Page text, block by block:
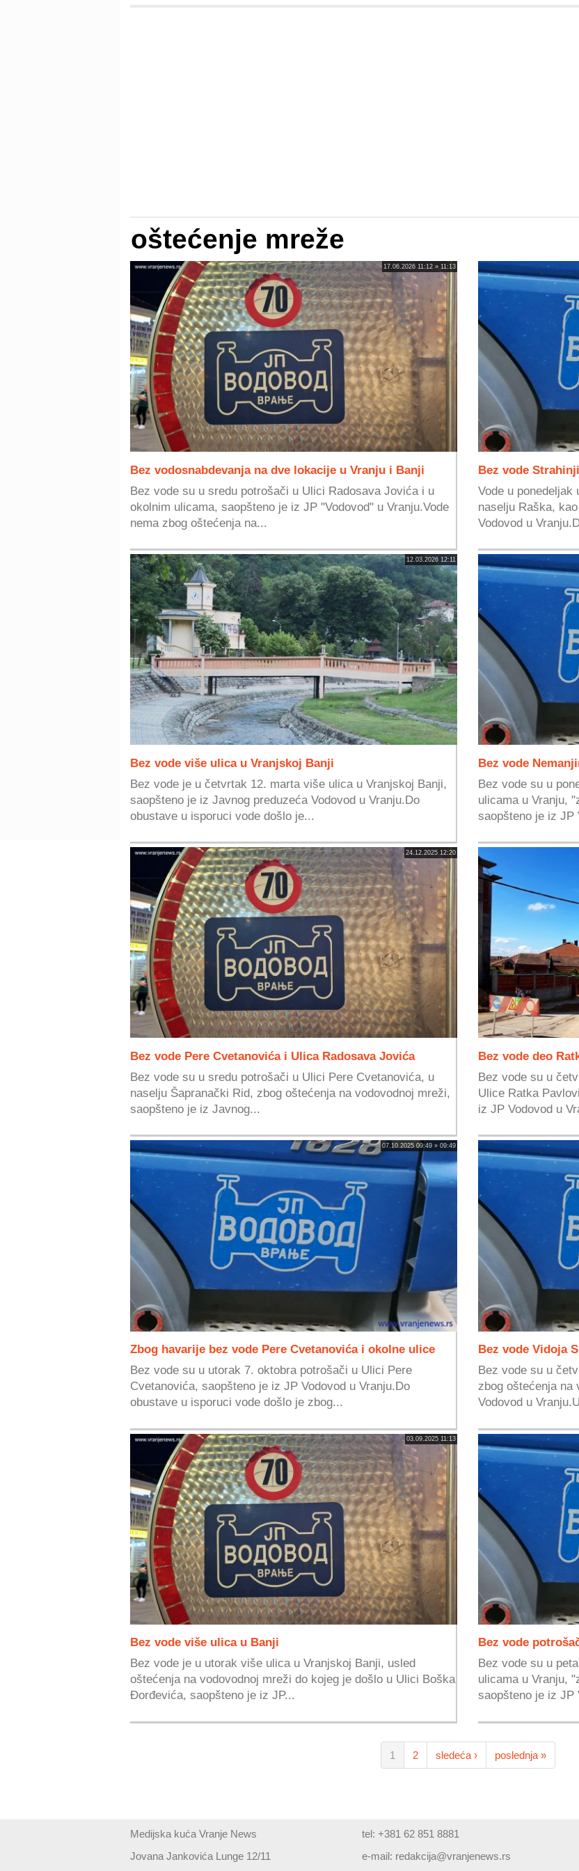
oštećenje mreže
17.06.2026 11:12 » 11:13
Bez vodosnabdevanja na dve lokacije u Vranju i Banji
Bez vode su u sredu potrošači u Ulici Radosava Jovića i u
okolnim ulicama, saopšteno je iz JP "Vodovod" u Vranju.Vode
nema zbog oštećenja na...
Bez vode
Vode u ponedeljak
naselju Raška,
Vodovod u
12.03.2026 12:11
Bez vode više ulica u Vranjskoj Banji
Bez vode je u četvrtak 12. marta više ulica u Vranjskoj Banji,
saopšteno je iz Javnog preduzeća Vodovod u Vranju.Do
obustave u isporuci vode došlo je...
Bez vode
Bez vode su u
ulicama u Vranju,
saopšteno je iz JP
24.12.2025 12:20
Bez vode Pere Cvetanovića i Ulica Radosava Jovića
Bez vode su u sredu potrošači u Ulici Pere Cvetanovića, u
naselju Šapranački Rid, zbog oštećenja na vodovodnoj mreži,
saopšteno je iz Javnog...
Bez vode deo
Bez vode su u
Ulice Ratka
iz JP Vodovod u
07.10.2025 09:49 » 09:49
Zbog havarije bez vode Pere Cvetanovića i okolne ulice
Bez vode su u utorak 7. oktobra potrošači u Ulici Pere
Cvetanovića, saopšteno je iz JP Vodovod u Vranju.Do
obustave u isporuci vode došlo je zbog...
Bez vode Vidoja
Bez vode su u
zbog oštećenja na
Vodovod u
03.09.2025 11:13
Bez vode više ulica u Banji
Bez vode je u utorak više ulica u Vranjskoj Banji, usled
oštećenja na vodovodnoj mreži do kojeg je došlo u Ulici Boška
Đorđevića, saopšteno je iz JP...
Bez vode
Bez vode su u
ulicama u Vranju,
saopšteno je iz JP
1 2 sledeća › poslednja »
Medijska kuća Vranje News
Jovana Jankovića Lunge 12/11
tel: +381 62 851 8881
e-mail: redakcija@vranjenews.rs